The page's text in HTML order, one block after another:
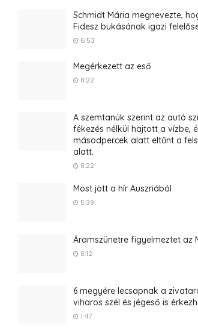
Schmidt Mária megnevezte,
Fidesz bukásának igazi
6:53
Megérkezett az eső
8:22
A szemtanúk szerint az autó
fékezés nélkül hajtott a vízbe,
másodpercek alatt eltűnt a
alatt.
8:22
Most jött a hír Auszriából
5:39
Áramszünetre figyelmeztet az
8:12
6 megyére lecsapnak a
viharos szél és jégeső is
1:47